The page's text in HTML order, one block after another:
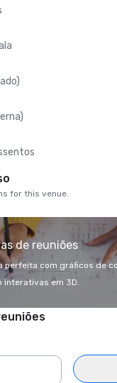
for this venue.
de reuniões
perfeita com gráficos de
interativas em 3D.